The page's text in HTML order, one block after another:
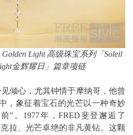
Golden Light 高级珠宝系列「Soleil
金辉耀日」篇章项链
见倾心，尤其钟情于摩纳哥，他曾
，象征着宝石的光芒以一种奇妙
”。1977年，FRED斐登邂逅了
克拉、光芒卓绝的非凡黄钻。这颗